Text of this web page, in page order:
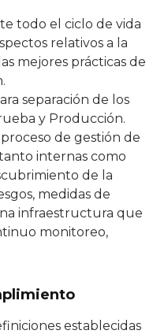
todo el ciclo de vida
relativos a la
mejores prácticas de
separación de los
y Producción.
de gestión de
internas como
de la
medidas de
infraestructura que
monitoreo,
establecidas